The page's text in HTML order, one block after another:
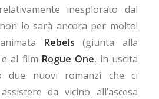
inesplorato dal
lo sarà ancora per molto!
Rebels (giunta alla
al film Rogue One, in uscita
due nuovi romanzi che ci
da vicino all’ascesa